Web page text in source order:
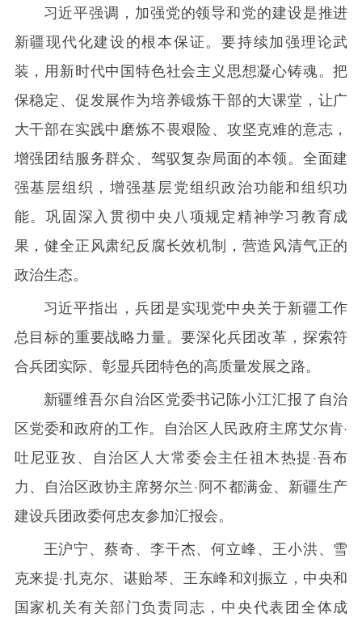
习近平强调，加强党的领导和党的建设是推进
新疆现代化建设的根本保证。要持续加强理论武
装，用新时代中国特色社会主义思想凝心铸魂。把
保稳定、促发展作为培养锻炼干部的大课堂，让广
大干部在实践中磨炼不畏艰险、攻坚克难的意志，
增强团结服务群众、驾驭复杂局面的本领。全面建
强基层组织，增强基层党组织政治功能和组织功
能。巩固深入贯彻中央八项规定精神学习教育成
果，健全正风肃纪反腐长效机制，营造风清气正的
政治生态。
习近平指出，兵团是实现党中央关于新疆工作
总目标的重要战略力量。要深化兵团改革，探索符
合兵团实际、彰显兵团特色的高质量发展之路。
新疆维吾尔自治区党委书记陈小江汇报了自治
区党委和政府的工作。自治区人民政府主席艾尔肯·
吐尼亚孜、自治区人大常委会主任祖木热提·吾布
力、自治区政协主席努尔兰·阿不都满金、新疆生产
建设兵团政委何忠友参加汇报会。
王沪宁、蔡奇、李干杰、何立峰、王小洪、雪
克来提·扎克尔、谌贻琴、王东峰和刘振立，中央和
国家机关有关部门负责同志，中央代表团全体成